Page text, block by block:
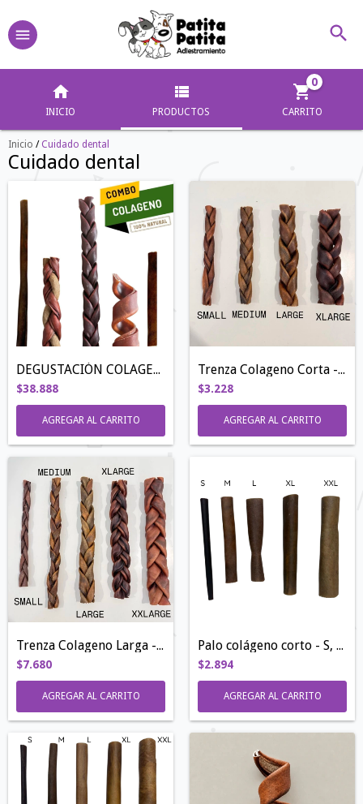
INICIO PRODUCTOS CARRITO
0
Inicio / Cuidado dental
Cuidado dental
DEGUSTACIÓN COLAGENO ➕DURA
$38.888
AGREGAR AL CARRITO
Trenza Colageno Corta - S, M, L, XL
$3.228
AGREGAR AL CARRITO
Trenza Colageno Larga - S,M,L,XL,XXL
$7.680
AGREGAR AL CARRITO
Palo colágeno corto - S, M, L, XL y XXL
$2.894
AGREGAR AL CARRITO